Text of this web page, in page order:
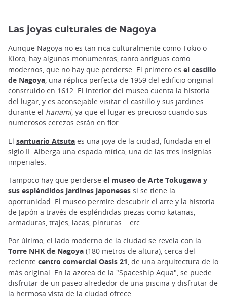
Las joyas culturales de Nagoya
Aunque Nagoya no es tan rica culturalmente como Tokio o
Kioto, hay algunos monumentos, tanto antiguos como
modernos, que no hay que perderse. El primero es el castillo
de Nagoya, una réplica perfecta de 1959 del edificio original
construido en 1612. El interior del museo cuenta la historia
del lugar, y es aconsejable visitar el castillo y sus jardines
durante el hanami, ya que el lugar es precioso cuando sus
numerosos cerezos están en flor.
El santuario Atsuta es una joya de la ciudad, fundada en el
siglo II. Alberga una espada mítica, una de las tres insignias
imperiales.
Tampoco hay que perderse el museo de Arte Tokugawa y
sus espléndidos jardines japoneses si se tiene la
oportunidad. El museo permite descubrir el arte y la historia
de Japón a través de espléndidas piezas como katanas,
armaduras, trajes, lacas, pinturas... etc.
Por último, el lado moderno de la ciudad se revela con la
Torre NHK de Nagoya (180 metros de altura), cerca del
reciente centro comercial Oasis 21, de una arquitectura de lo
más original. En la azotea de la "Spaceship Aqua", se puede
disfrutar de un paseo alrededor de una piscina y disfrutar de
la hermosa vista de la ciudad ofrece.